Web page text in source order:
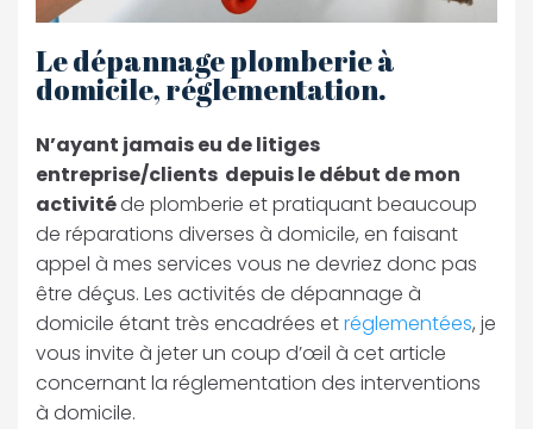
Le dépannage plomberie à
domicile, réglementation.
N’ayant jamais eu de litiges
entreprise/clients depuis le début de mon
activitéde plomberie et pratiquant beaucoup
de réparations diverses à domicile, en faisant
appel à mes services vous ne devriez donc pas
être déçus. Les activités de dépannage à
domicile étant très encadrées etréglementées, je
vous invite à jeter un coup d’œil à cet article
concernant la réglementation des interventions
à domicile.